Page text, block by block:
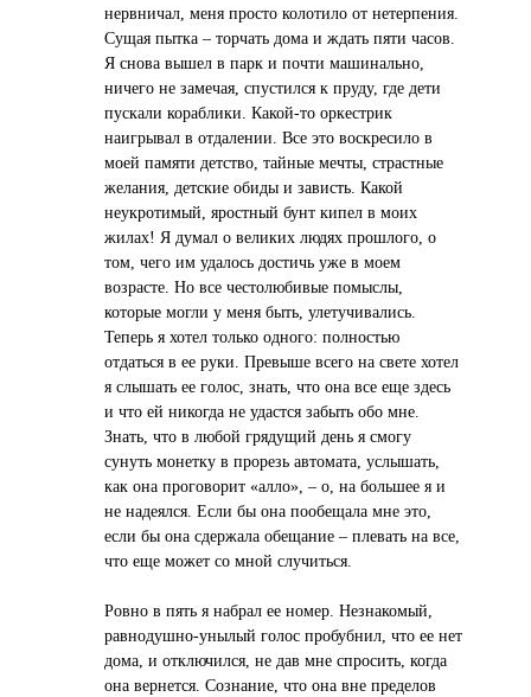
нервничал, меня просто колотило от нетерпения.
Сущая пытка – торчать дома и ждать пяти часов.
Я снова вышел в парк и почти машинально,
ничего не замечая, спустился к пруду, где дети
пускали кораблики. Какой-то оркестрик
наигрывал в отдалении. Все это воскресило в
моей памяти детство, тайные мечты, страстные
желания, детские обиды и зависть. Какой
неукротимый, яростный бунт кипел в моих
жилах! Я думал о великих людях прошлого, о
том, чего им удалось достичь уже в моем
возрасте. Но все честолюбивые помыслы,
которые могли у меня быть, улетучивались.
Теперь я хотел только одного: полностью
отдаться в ее руки. Превыше всего на свете хотел
я слышать ее голос, знать, что она все еще здесь
и что ей никогда не удастся забыть обо мне.
Знать, что в любой грядущий день я смогу
сунуть монетку в прорезь автомата, услышать,
как она проговорит «алло», – о, на большее я и
не надеялся. Если бы она пообещала мне это,
если бы она сдержала обещание – плевать на все,
что еще может со мной случиться.
Ровно в пять я набрал ее номер. Незнакомый,
равнодушно-унылый голос пробубнил, что ее нет
дома, и отключился, не дав мне спросить, когда
она вернется. Сознание, что она вне пределов